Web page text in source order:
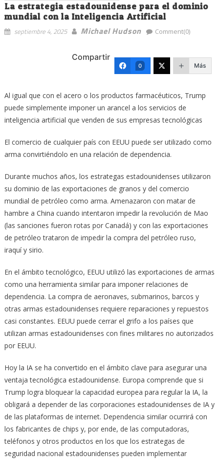
La estrategia estadounidense para el dominio
mundial con la Inteligencia Artificial
septiembre 4, 2025 Michael Hudson Comment(0)
Compartir
0 Más
Al igual que con el acero o los productos farmacéuticos, Trump
puede simplemente imponer un arancel a los servicios de
inteligencia artificial que venden de sus empresas tecnológicas
El comercio de cualquier país con EEUU puede ser utilizado como
arma convirtiéndolo en una relación de dependencia.
Durante muchos años, los estrategas estadounidenses utilizaron
su dominio de las exportaciones de granos y del comercio
mundial de petróleo como arma. Amenazaron con matar de
hambre a China cuando intentaron impedir la revolución de Mao
(las sanciones fueron rotas por Canadá) y con las exportaciones
de petróleo trataron de impedir la compra del petróleo ruso,
iraquí y sirio.
En el ámbito tecnológico, EEUU utilizó las exportaciones de armas
como una herramienta similar para imponer relaciones de
dependencia. La compra de aeronaves, submarinos, barcos y
otras armas estadounidenses requiere reparaciones y repuestos
casi constantes. EEUU puede cerrar el grifo a los países que
utilizan armas estadounidenses con fines militares no autorizados
por EEUU.
Hoy la IA se ha convertido en el ámbito clave para asegurar una
ventaja tecnológica estadounidense. Europa comprende que si
Trump logra bloquear la capacidad europea para regular la IA, la
obligará a depender de las corporaciones estadounidenses de IA y
de las plataformas de internet. Dependencia similar ocurrirá con
los fabricantes de chips y, por ende, de las computadoras,
teléfonos y otros productos en los que los estrategas de
seguridad nacional estadounidenses pueden implementar